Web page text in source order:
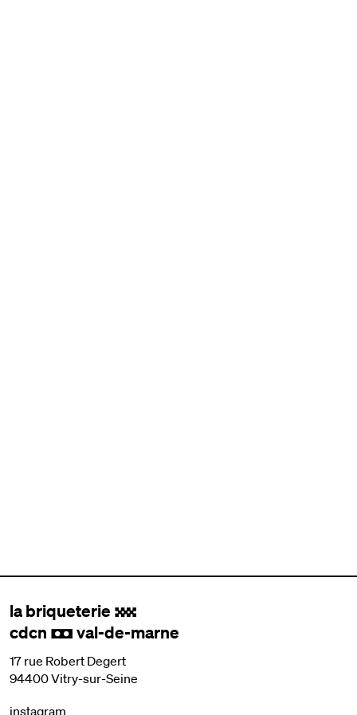
la briqueterie .
cdcn , val-de-marne
17 rue Robert Degert
94400 Vitry-sur-Seine
instagram